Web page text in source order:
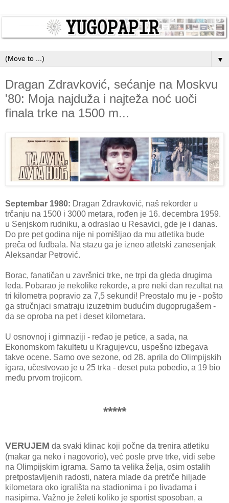
▼
Dragan Zdravković, sećanje na Moskvu
'80: Moja najduža i najteža noć uoči
finala trke na 1500 m...
Septembar 1980: Dragan Zdravković, naš rekorder u
trčanju na 1500 i 3000 metara, rođen je 16. decembra 1959.
u Senjskom rudniku, a odraslao u Resavici, gde je i danas.
Do pre pet godina nije ni pomišljao da mu atletika bude
preča od fudbala. Na stazu ga je izneo atletski zanesenjak
Aleksandar Petrović.
Borac, fanatičan u završnici trke, ne trpi da gleda drugima
leđa. Pobarao je nekolike rekorde, a pre neki dan rezultat na
tri kilometra popravio za 7,5 sekundi! Preostalo mu je - pošto
ga stručnjaci smatraju izuzetnim budućim dugoprugašem -
da se oproba na pet i deset kilometara.
U osnovnoj i gimnaziji - ređao je petice, a sada, na
Ekonomskom fakultetu u Kragujevcu, uspešno izbegava
takve ocene. Samo ove sezone, od 28. aprila do Olimpijskih
igara, učestvovao je u 25 trka - deset puta pobedio, a 19 bio
među prvom trojicom.
*****
VERUJEM da svaki klinac koji počne da trenira atletiku
(makar ga neko i nagovorio), već posle prve trke, vidi sebe
na Olimpijskim igrama. Samo ta velika želja, osim ostalih
pretpostavljenih radosti, natera mlade da pretrče hiljade
kilometara oko igrališta na stadionima i po livadama i
nasipima. Važno je želeti koliko je sportist sposoban, a